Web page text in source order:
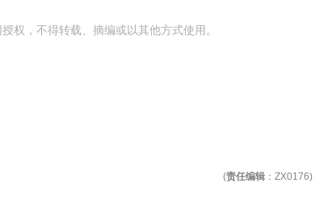
权，不得转载、摘编或以其他方式使用。
(责任编辑 ：ZX0176)